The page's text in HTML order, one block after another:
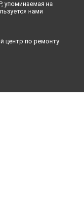
упоминаемая на
нами
центр по ремонту